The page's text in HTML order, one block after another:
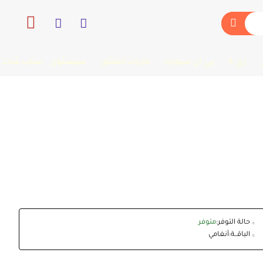
زي 5 بي ان سبورت دورات المنتور سبيستون سناب شات
حالة التوفر:متوفر
الباقــة:أنغامي